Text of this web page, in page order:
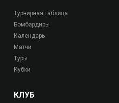
Турнирная таблица
Бомбардиры
Календарь
Матчи
Туры
Кубки
КЛУБ